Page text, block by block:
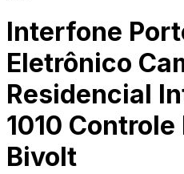
Interfone
Eletrônico
Residencial
1010
Bivolt